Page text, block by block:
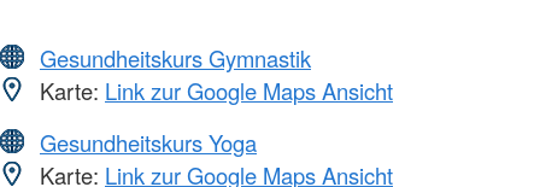
Gesundheitskurs Gymnastik
Karte: Link zur Google Maps Ansicht
Gesundheitskurs Yoga
Karte: Link zur Google Maps Ansicht